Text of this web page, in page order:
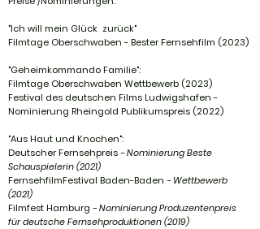
"Ich will mein Glück zurück"
Filmtage Oberschwaben - Bester Fernsehfilm (2023)
"Geheimkommando Familie":
Filmtage Oberschwaben Wettbewerb (2023)
Festival des deutschen Films Ludwigshafen -
Nominierung Rheingold Publikumspreis (2022)
"Aus Haut und Knochen":
Deutscher Fernsehpreis- Nominierung Beste
Schauspielerin (2021)
FernsehfilmFestival Baden-Baden - Wettbewerb
(2021)
Filmfest Hamburg - Nominierung Produzentenpreis
für deutsche Fernsehproduktionen (2019)